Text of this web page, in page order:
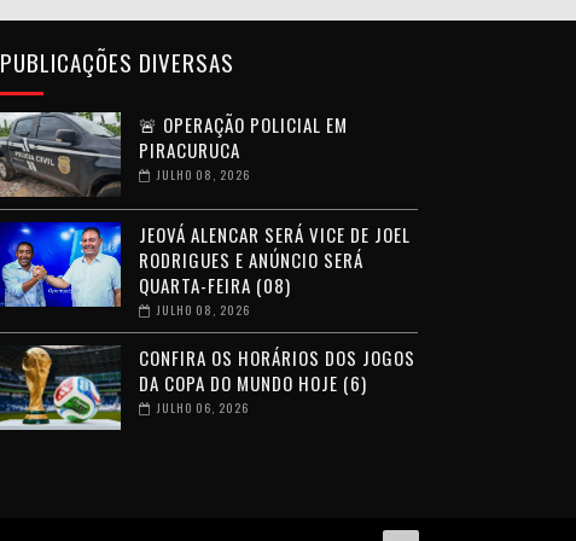
PUBLICAÇÕES DIVERSAS
🚨 OPERAÇÃO POLICIAL EM
PIRACURUCA
JULHO 08, 2026
JEOVÁ ALENCAR SERÁ VICE DE JOEL
RODRIGUES E ANÚNCIO SERÁ
QUARTA-FEIRA (08)
JULHO 08, 2026
CONFIRA OS HORÁRIOS DOS JOGOS
DA COPA DO MUNDO HOJE (6)
JULHO 06, 2026